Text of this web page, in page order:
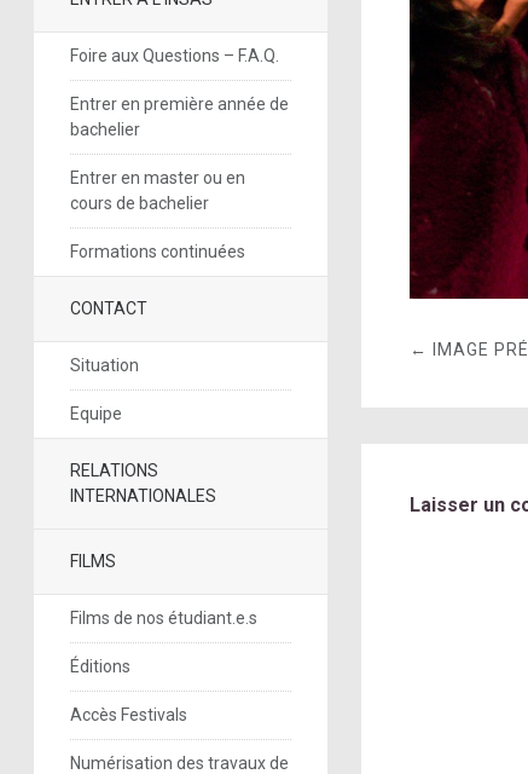
Foire aux Questions – F.A.Q.
Entrer en première année de
bachelier
Entrer en master ou en
cours de bachelier
Formations continuées
CONTACT
Situation
Equipe
RELATIONS
INTERNATIONALES
FILMS
Films de nos étudiant.e.s
Éditions
Accès Festivals
Numérisation des travaux de
← IMAGE
Laisser un